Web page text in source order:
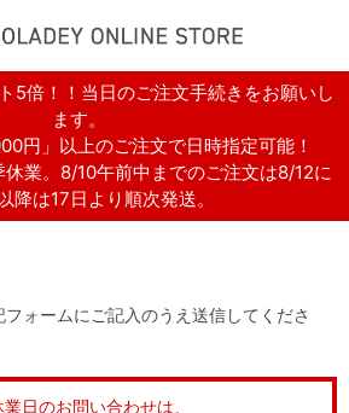
5倍！！当日のご注文手続きをお願いし
ます。
円」以上のご注文で日時指定可能！
業。8/10午前中までのご注文は8/12に
降は17日より順次発送。
ォームにご記入のうえ送信してくださ
日のお問い合わせは、